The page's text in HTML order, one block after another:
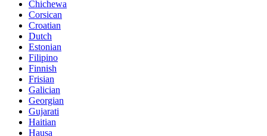
Chichewa
Corsican
Croatian
Dutch
Estonian
Filipino
Finnish
Frisian
Galician
Georgian
Gujarati
Haitian
Hausa